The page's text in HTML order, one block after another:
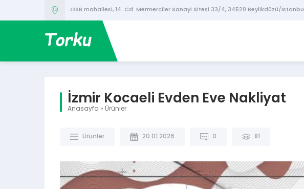
OSB mahallesi, 14. Cd. Mermerciler Sanayi Sitesi 33/4, 34520 Beylikdüzü/İstanbul
İzmir Kocaeli Evden Eve Nakliyat
Anasayfa » Ürünler
Ürünler 20.01.2026 0 81